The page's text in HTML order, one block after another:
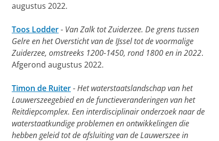
augustus 2022.
Toos Lodder- Van Zalk tot Zuiderzee. De grens tussen
Gelre en het Oversticht van de IJssel tot de voormalige
Zuiderzee, omstreeks 1200-1450, rond 1800 en in 2022.
Afgerond augustus 2022.
Timon de Ruiter-Het waterstaatslandschap van het
Lauwerszeegebied en de functieveranderingen van het
Reitdiepcomplex. Een interdisciplinair onderzoek naar de
waterstaatkundige problemen en ontwikkelingen die
hebben geleid tot de afsluiting van de Lauwerszee in